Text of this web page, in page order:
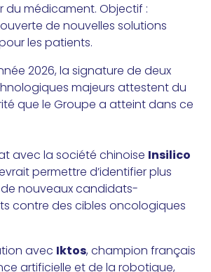
du médicament. Objectif :
de nouvelles solutions
les patients.
2026, la signature de deux
majeurs attestent du
que le Groupe a atteint dans ce
avec la société chinoise Insilico
permettre d’identifier plus
nouveaux candidats-
contre des cibles oncologiques
avec Iktos, champion français
artificielle et de la robotique,